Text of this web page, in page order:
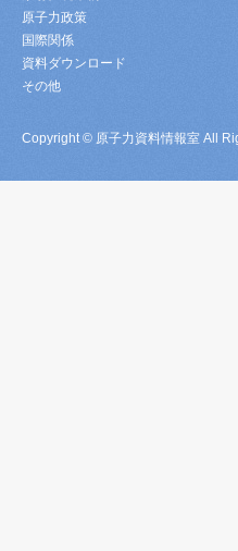
原子力政策
国際関係
資料ダウンロード
その他
Copyright © 原子力資料情報室 All